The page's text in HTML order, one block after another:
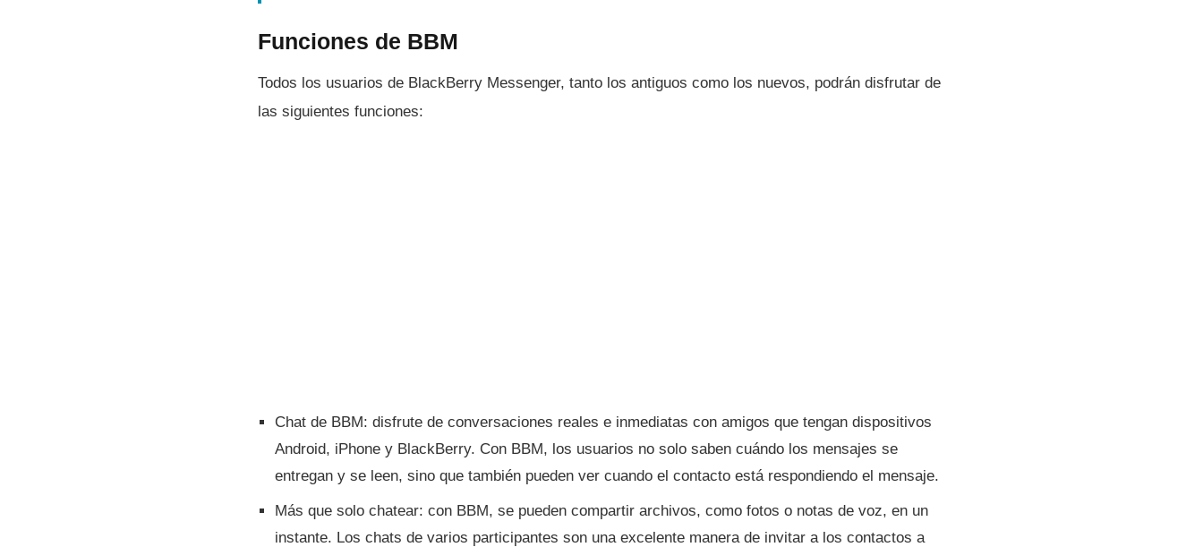
Funciones de BBM
Todos los usuarios de BlackBerry Messenger, tanto los antiguos como los nuevos, podrán disfrutar de
las siguientes funciones:
Chat de BBM: disfrute de conversaciones reales e inmediatas con amigos que tengan dispositivos
Android, iPhone y BlackBerry. Con BBM, los usuarios no solo saben cuándo los mensajes se
entregan y se leen, sino que también pueden ver cuando el contacto está respondiendo el mensaje.
Más que solo chatear: con BBM, se pueden compartir archivos, como fotos o notas de voz, en un
instante. Los chats de varios participantes son una excelente manera de invitar a los contactos a